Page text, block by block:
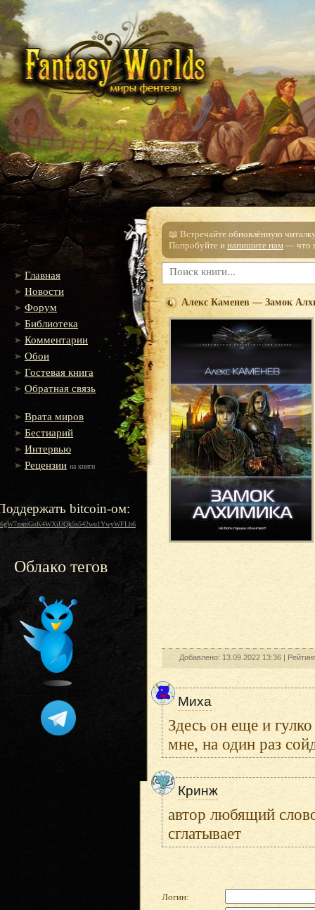
Главная
Новости
Форум
Библиотека
Комментарии
Обои
Гостевая книга
Обратная связь
Врата миров
Бестиарий
Интервью
Рецензии на книги
bitcoin-ом:
Облако тегов
📖 Встречайте обновлённую
Попробуйте и напишите нам — что
Алекс Каменев — Замок
Добавлено: 13.09.2022 13:36 |
Миха
Здесь он еще и
мне, на один раз
Кринж
автор любящий
сглатывает
Логин: